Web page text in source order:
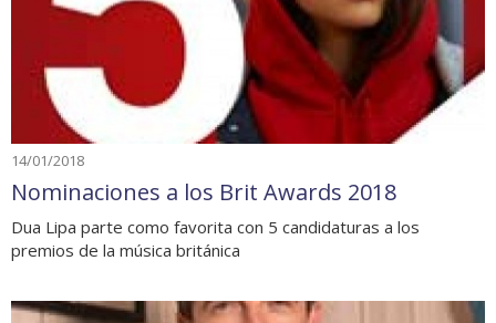
14/01/2018
Nominaciones a los Brit Awards 2018
Dua Lipa parte como favorita con 5 candidaturas a los
premios de la música británica